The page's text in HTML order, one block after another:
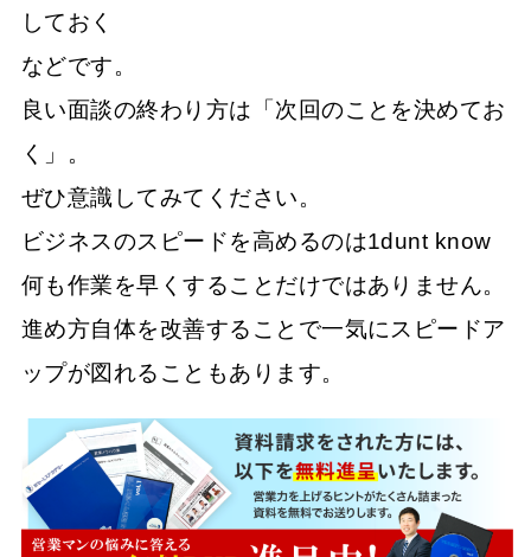
しておく
などです。
良い面談の終わり方は「次回のことを決めてお
く」。
ぜひ意識してみてください。
ビジネスのスピードを高めるのは1dunt know
何も作業を早くすることだけではありません。
進め方自体を改善することで一気にスピードア
ップが図れることもあります。